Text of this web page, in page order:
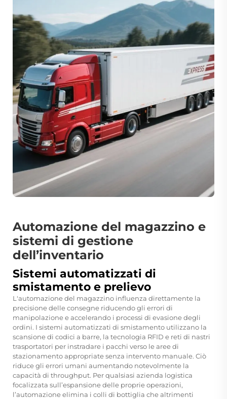
Automazione del magazzino e
sistemi di gestione
dell’inventario
Sistemi automatizzati di
smistamento e prelievo
L'automazione del magazzino influenza direttamente la
precisione delle consegne riducendo gli errori di
manipolazione e accelerando i processi di evasione degli
ordini. I sistemi automatizzati di smistamento utilizzano la
scansione di codici a barre, la tecnologia RFID e reti di nastri
trasportatori per instradare i pacchi verso le aree di
stazionamento appropriate senza intervento manuale. Ciò
riduce gli errori umani aumentando notevolmente la
capacità di throughput. Per qualsiasi azienda logistica
focalizzata sull’espansione delle proprie operazioni,
l’automazione elimina i colli di bottiglia che altrimenti